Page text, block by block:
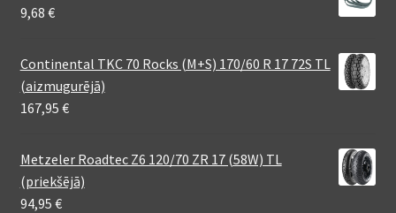
9,68 €
Continental TKC 70 Rocks (M+S) 170/60 R 17 72S TL
(aizmugurējā)
167,95 €
Metzeler Roadtec Z6 120/70 ZR 17 (58W) TL
(priekšējā)
94,95 €